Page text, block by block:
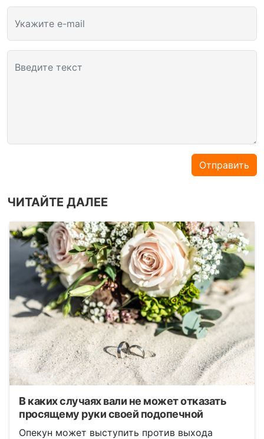
Укажите e-mail
Введите текст
Отправить
ЧИТАЙТЕ ДАЛЕЕ
В каких случаях вали не может отказать
просящему руки своей подопечной
Опекун может выступить против выхода